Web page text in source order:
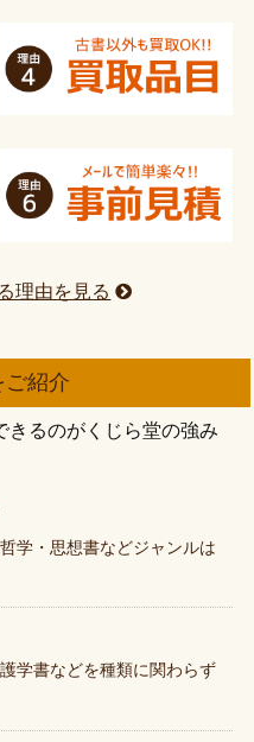
理由を見る
紹介
きるのがくじら堂の強み
学・思想書などジャンルは
学書などを種類に関わらず